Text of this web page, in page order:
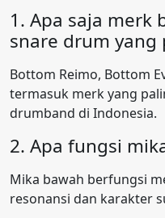
1. Apa saja merk
snare drum yang
Bottom Reimo, Bottom
termasuk merk yang
drumband di Indonesia.
2. Apa fungsi
Mika bawah berfungsi
resonansi dan karakter